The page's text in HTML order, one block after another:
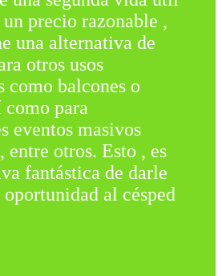
un precio razonable ,
una alternativa de
otros usos
como balcones o
como para
eventos masivos
entre otros. Esto , es
fantástica de darle
oportunidad al césped